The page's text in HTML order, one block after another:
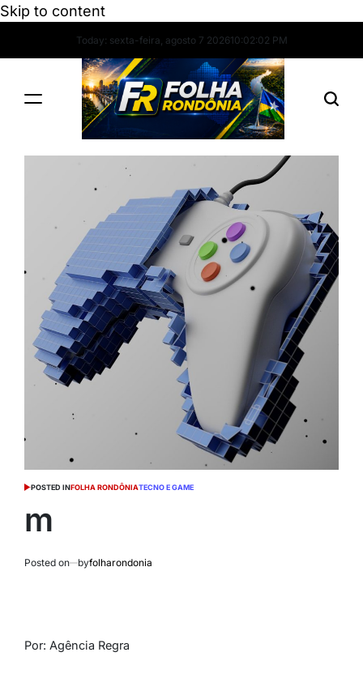
Skip to content
Today: sexta-feira, agosto 7 202610:02:02 PM
POSTED INFOLHA RONDÔNIATECNO E GAME
m
Posted on byfolharondonia
Por: Agência Regra